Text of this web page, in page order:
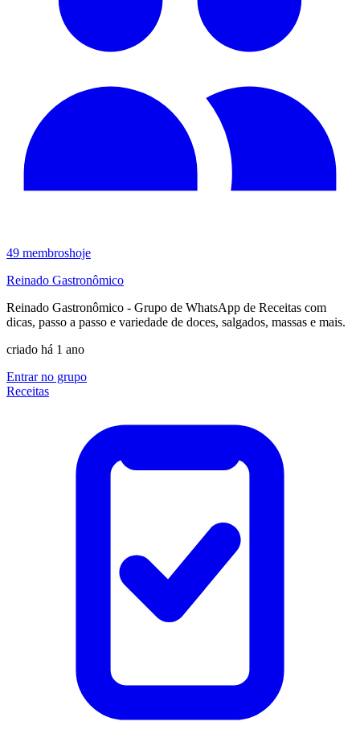
49 membroshoje
Reinado Gastronômico
Reinado Gastronômico - Grupo de WhatsApp de Receitas com
dicas, passo a passo e variedade de doces, salgados, massas e mais.
criado há 1 ano
Entrar no grupo
Receitas